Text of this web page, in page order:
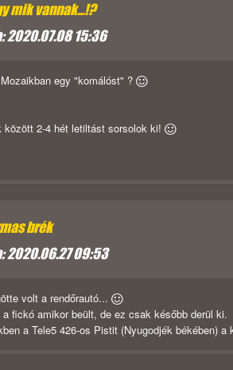
mik vannak...!?
2020.07.08 15:36
egy "komálóst" ?
között 2-4 hét letiltást sorsolok ki!
brék
2020.06.27 09:53
volt a rendőrautó...
a fickó amikor beült, de ez csak később derül ki.
a Tele5 426-os Pistit (Nyugodjék békében)